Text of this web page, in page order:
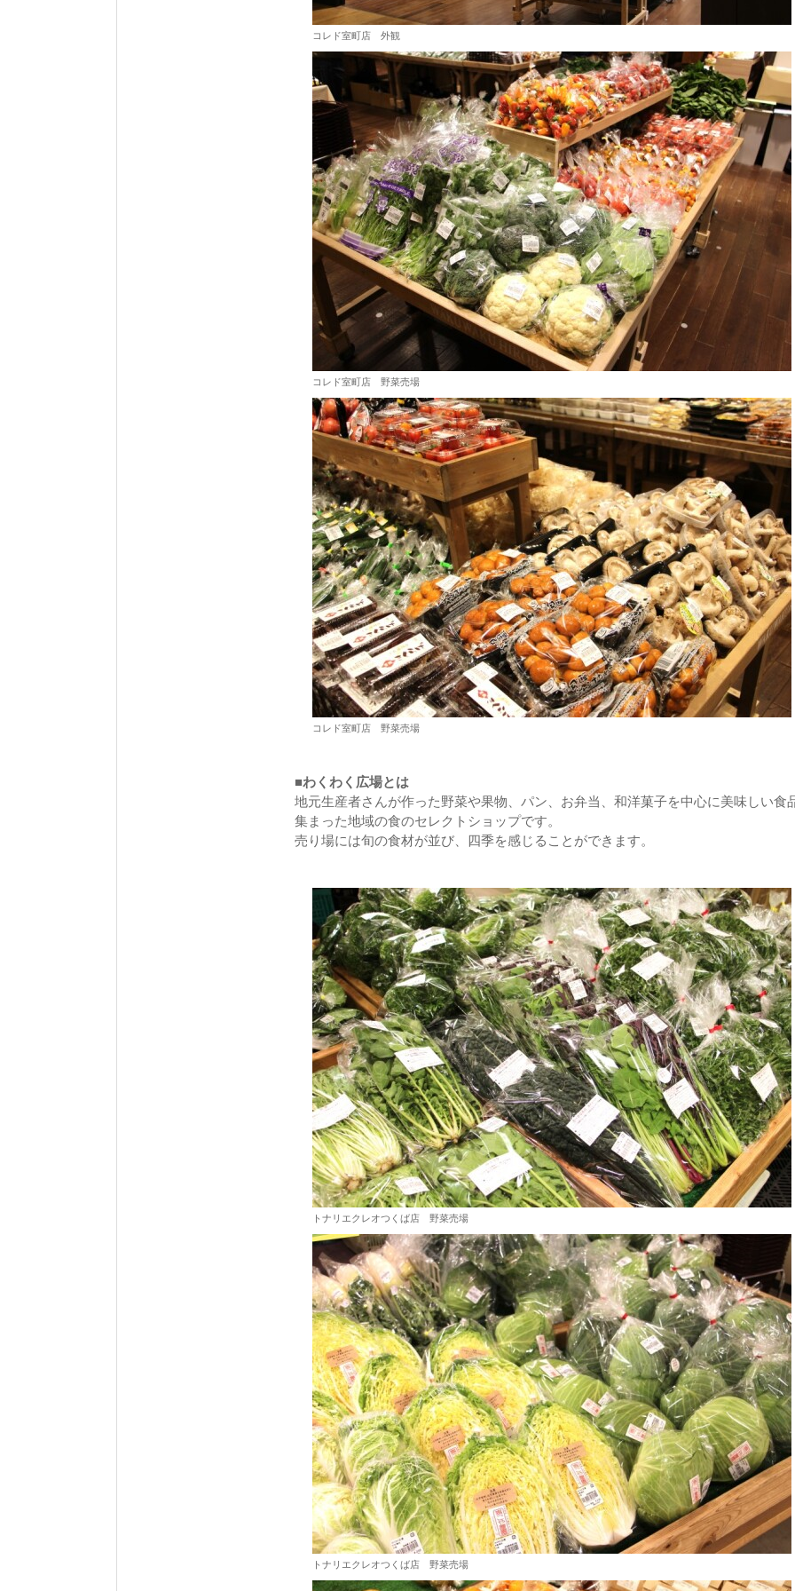
コレド室町店 外観
コレド室町店 野菜売場
コレド室町店 野菜売場
■わくわく広場とは
地元生産者さんが作った野菜や果物、パン、お弁当、和洋菓子を中心に美味しい食
集まった地域の食のセレクトショップです。
売り場には旬の食材が並び、四季を感じることができます。
トナリエクレオつくば店 野菜売場
トナリエクレオつくば店 野菜売場